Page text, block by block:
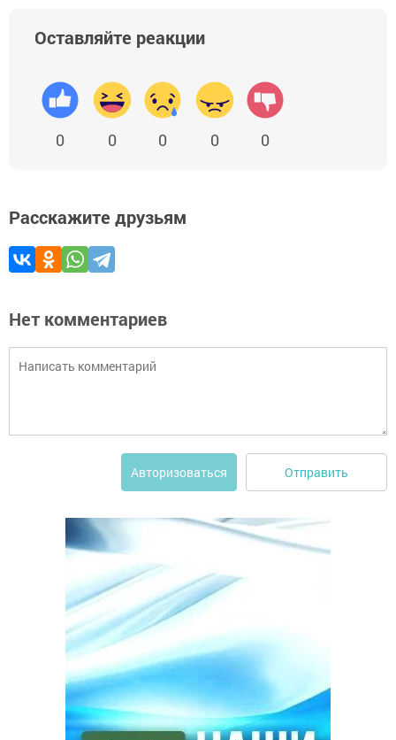
Оставляйте реакции
0 0 0 0 0
Расскажите друзьям
Нет комментариев
Авторизоваться Отправить